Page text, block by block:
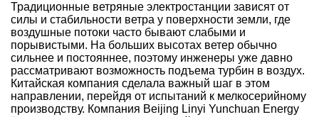
Традиционные ветряные электростанции зависят от
силы и стабильности ветра у поверхности земли, где
воздушные потоки часто бывают слабыми и
порывистыми. На больших высотах ветер обычно
сильнее и постояннее, поэтому инженеры уже давно
рассматривают возможность подъема турбин в воздух.
Китайская компания сделала важный шаг в этом
направлении, перейдя от испытаний к мелкосерийному
производству. Компания Beijing Linyi Yunchuan Energy